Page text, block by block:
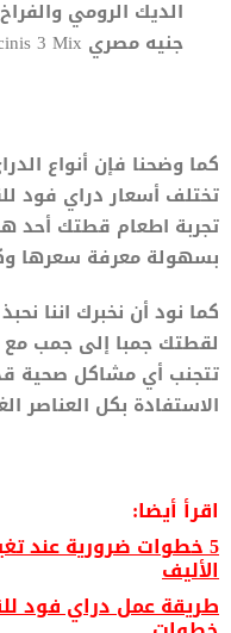
جنيه مصري Bewi Cat Food Coroncinis 3 Mix
كما وضحنا فإن أنواع
تجربة اطعام قطتك أحد
بسهولة معرفة سعرها
كما نود أن نخبرك اننا
لقطتك جمبا إلى جمب مع
تتجنب أي مشاكل صحية
الاستفادة بكل العناصر
اقرأ أيضا:
5 خطوات ضرورية عند
الأليف
طريقة عمل دراي فود